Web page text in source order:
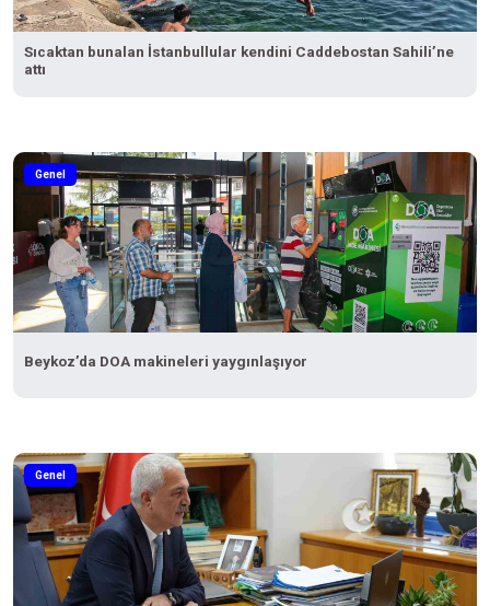
Sıcaktan bunalan İstanbullular kendini Caddebostan Sahili’ne
attı
Genel
Beykoz’da DOA makineleri yaygınlaşıyor
Genel